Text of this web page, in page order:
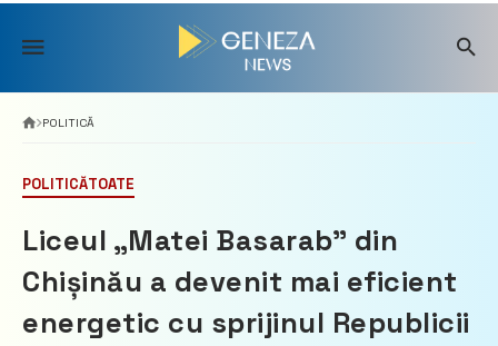
Skip
content
POLITICĂ
POLITICĂTOATE
Liceul „Matei Basarab” din
Chișinău a devenit mai eficient
energetic cu sprijinul Republicii